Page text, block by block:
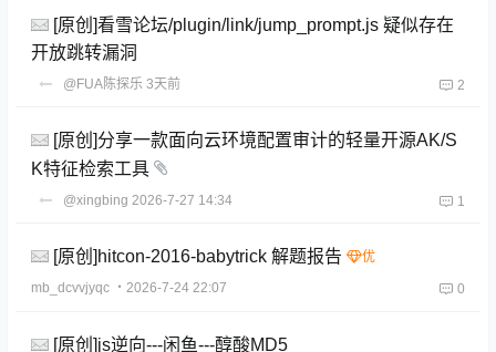
[原创]看雪论坛/plugin/link/jump_prompt.js 疑似存在
开放跳转漏洞
@FUA陈探乐 3天前 2
[原创]分享一款面向云环境配置审计的轻量开源AK/S
K特征检索工具
@xingbing 2026-7-27 14:34 1
[原创]hitcon-2016-babytrick 解题报告
mb_dcvvjyqc ・2026-7-24 22:07 0
[原创]js逆向---闲鱼---醇酸MD5